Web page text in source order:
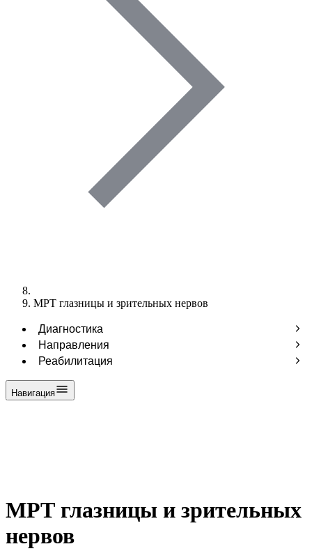
МРТ глазницы и зрительных нервов
Диагностика
Лабораторные исследования
МРТ
Функциональная диагностика
Эндоскопия
Направления
Аллергология
Вакцинация
Врач общей практики
Маммология
Неврология
Онкология
Реабилитация
Массаж
Навигация
МРТ глазницы и зрительных
нервов